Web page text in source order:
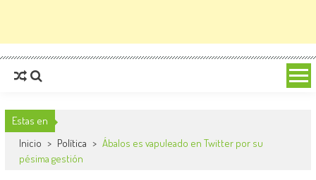
Estas en
Inicio > Política > Ábalos es vapuleado en Twitter por su
pésima gestión